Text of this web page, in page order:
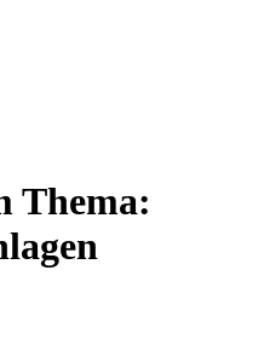
Thema: